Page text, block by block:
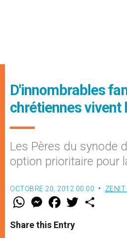
D'innombrables
chrétiennes vivent
Les Pères du synode
option prioritaire pour
OCTOBRE 20, 2012 00:00
W
t
s
M
e
s
e
F
a
e
b
w
Share this Entry